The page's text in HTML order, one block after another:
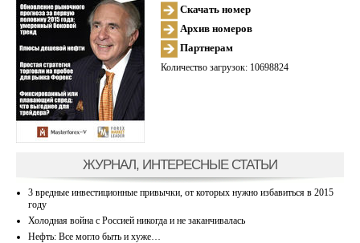
Скачать номер
Архив номеров
Партнерам
Количество загрузок: 10698824
ЖУРНАЛ, ИНТЕРЕСНЫЕ СТАТЬИ
3 вредные инвестиционные привычки, от которых нужно избавиться в 2015
году
Холодная война с Россией никогда и не заканчивалась
Нефть: Все могло быть и хуже…